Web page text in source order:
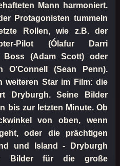
Mann harmoniert.
Protagonisten tummeln
Rollen, wie z.B. der
Pilot (Ólafur Darri
Boss (Adam Scott) oder
O’Connell (Sean Penn).
weiteren Star im Film: die
Dryburgh. Seine Bilder
bis zur letzten Minute. Ob
von oben, wenn
oder die prächtigen
und Island - Dryburgh
Bilder für die große